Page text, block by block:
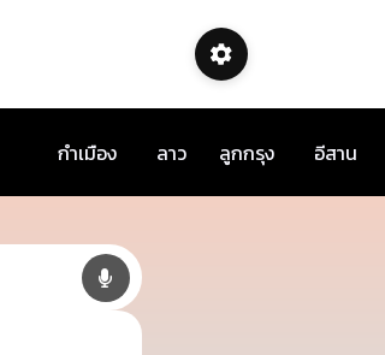
กำเมือง ลาว ลูกกรุง อีสาน